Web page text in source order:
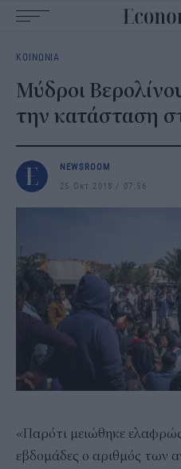
navigation
ΚΟΙΝΩΝΙΑ
Μύδροι
την κατάσταση
NEWSROOM
25 Οκτ 2018
07:56
«Παρότι μειώθηκε
εβδομάδες ο αριθμός των